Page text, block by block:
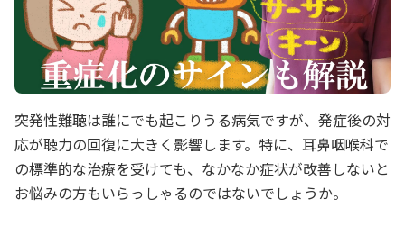
突発性難聴は誰にでも起こりうる病気ですが、発症後の対
応が聴力の回復に大きく影響します。特に、耳鼻咽喉科で
の標準的な治療を受けても、なかなか症状が改善しないと
お悩みの方もいらっしゃるのではないでしょうか。